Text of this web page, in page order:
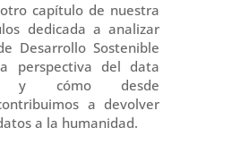
capítulo de nuestra
dedicada a analizar
Desarrollo Sostenible
perspectiva del data
y cómo desde
contribuimos a devolver
a la humanidad.